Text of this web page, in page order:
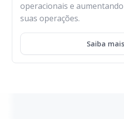
operacionais e
suas operações.
Saiba mais